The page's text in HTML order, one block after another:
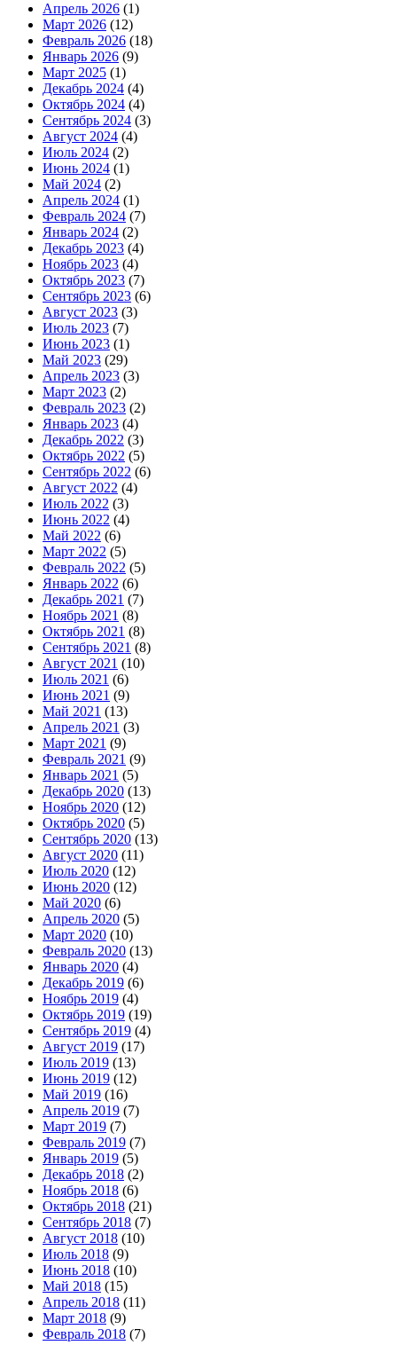
Апрель 2026 (1)
Март 2026 (12)
Февраль 2026 (18)
Январь 2026 (9)
Март 2025 (1)
Декабрь 2024 (4)
Октябрь 2024 (4)
Сентябрь 2024 (3)
Август 2024 (4)
Июль 2024 (2)
Июнь 2024 (1)
Май 2024 (2)
Апрель 2024 (1)
Февраль 2024 (7)
Январь 2024 (2)
Декабрь 2023 (4)
Ноябрь 2023 (4)
Октябрь 2023 (7)
Сентябрь 2023 (6)
Август 2023 (3)
Июль 2023 (7)
Июнь 2023 (1)
Май 2023 (29)
Апрель 2023 (3)
Март 2023 (2)
Февраль 2023 (2)
Январь 2023 (4)
Декабрь 2022 (3)
Октябрь 2022 (5)
Сентябрь 2022 (6)
Август 2022 (4)
Июль 2022 (3)
Июнь 2022 (4)
Май 2022 (6)
Март 2022 (5)
Февраль 2022 (5)
Январь 2022 (6)
Декабрь 2021 (7)
Ноябрь 2021 (8)
Октябрь 2021 (8)
Сентябрь 2021 (8)
Август 2021 (10)
Июль 2021 (6)
Июнь 2021 (9)
Май 2021 (13)
Апрель 2021 (3)
Март 2021 (9)
Февраль 2021 (9)
Январь 2021 (5)
Декабрь 2020 (13)
Ноябрь 2020 (12)
Октябрь 2020 (5)
Сентябрь 2020 (13)
Август 2020 (11)
Июль 2020 (12)
Июнь 2020 (12)
Май 2020 (6)
Апрель 2020 (5)
Март 2020 (10)
Февраль 2020 (13)
Январь 2020 (4)
Декабрь 2019 (6)
Ноябрь 2019 (4)
Октябрь 2019 (19)
Сентябрь 2019 (4)
Август 2019 (17)
Июль 2019 (13)
Июнь 2019 (12)
Май 2019 (16)
Апрель 2019 (7)
Март 2019 (7)
Февраль 2019 (7)
Январь 2019 (5)
Декабрь 2018 (2)
Ноябрь 2018 (6)
Октябрь 2018 (21)
Сентябрь 2018 (7)
Август 2018 (10)
Июль 2018 (9)
Июнь 2018 (10)
Май 2018 (15)
Апрель 2018 (11)
Март 2018 (9)
Февраль 2018 (7)